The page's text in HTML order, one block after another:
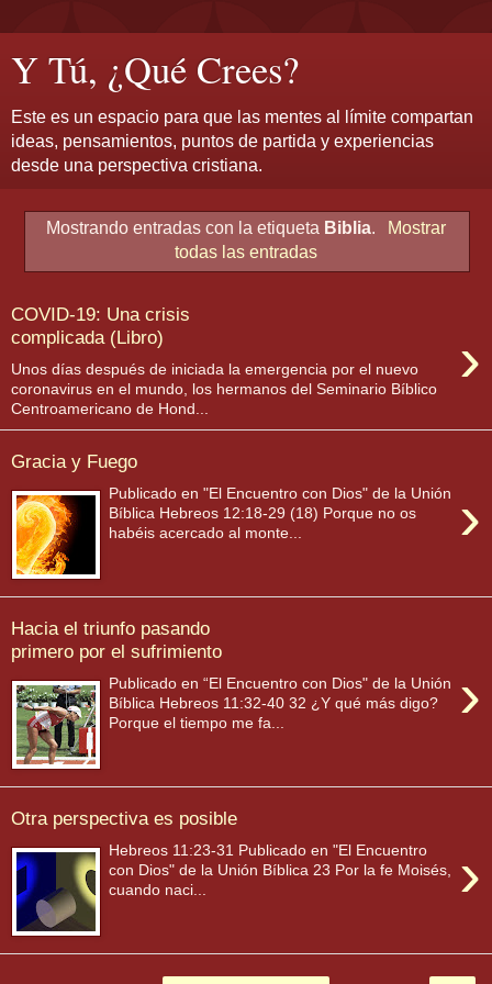
Y Tú, ¿Qué Crees?
Este es un espacio para que las mentes al límite compartan
ideas, pensamientos, puntos de partida y experiencias
desde una perspectiva cristiana.
Mostrando entradas con la etiqueta Biblia.
Mostrar
todas las entradas
COVID-19: Una crisis
complicada (Libro)
›
Unos días después de iniciada la emergencia por el nuevo
coronavirus en el mundo, los hermanos del Seminario Bíblico
Centroamericano de Hond...
Gracia y Fuego
›
Publicado en "El Encuentro con Dios" de la Unión
Bíblica Hebreos 12:18-29 (18) Porque no os
habéis acercado al monte...
Hacia el triunfo pasando
primero por el sufrimiento
›
Publicado en “El Encuentro con Dios" de la Unión
Bíblica Hebreos 11:32-40 32 ¿Y qué más digo?
Porque el tiempo me fa...
Otra perspectiva es posible
›
Hebreos 11:23-31 Publicado en "El Encuentro
con Dios" de la Unión Bíblica 23 Por la fe Moisés,
cuando naci...